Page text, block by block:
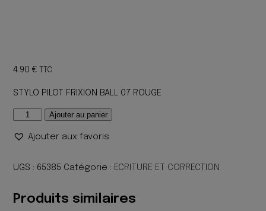
4.90€ TTC
STYLO PILOT FRIXION BALL 07 ROUGE
quantité
STYLO
FRIXION
07
ROUGE
Ajouter au panier
Ajouter aux favoris
UGS : 65385 Catégorie : ECRITURE ET CORRECTION
Produits similaires